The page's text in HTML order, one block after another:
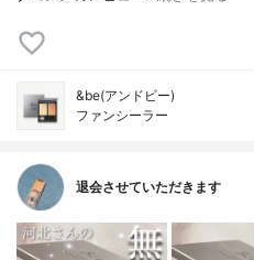
&be(アンドビー)
ファンシーラー
退会させていただきます